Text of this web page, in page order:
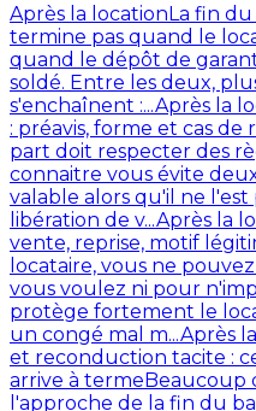
Après la locationLa fin du
termine pas quand le
quand le dépôt de
soldé. Entre les deux,
s'enchaînent :...Après la
: préavis, forme et cas de
part doit respecter des
connaitre vous évite
valable alors qu'il ne l'est
libération de v...Après la
vente, reprise, motif
locataire, vous ne
vous voulez ni pour
protège fortement le
un congé mal m...Après
et reconduction tacite :
arrive à termeBeaucoup
l'approche de la fin du